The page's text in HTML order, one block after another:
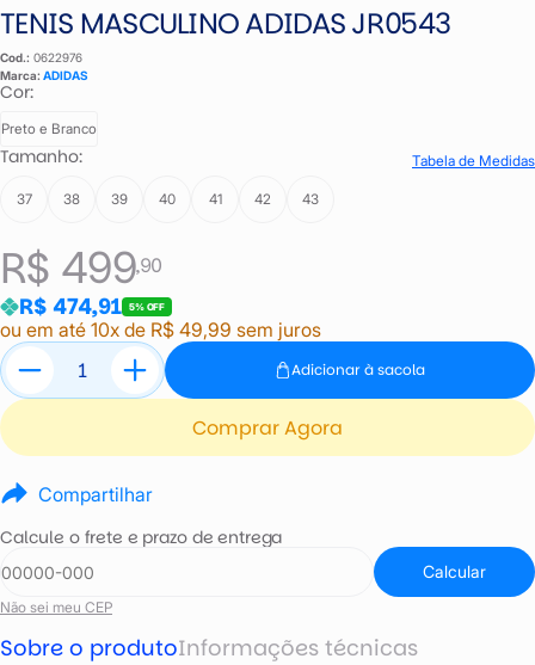
TENIS MASCULINO ADIDAS JR0543
Cod.: 0622976
Marca: ADIDAS
R$ 499,90
R$ 474,91 5% OFF
ou em até 10x de R$ 49,99 sem juros
Cor:
Preto e Branco
Tamanho: Tabela de Medidas
37 38 39 40 41 42 43
Adicionar à sacola
Comprar Agora
Compartilhar
Calcule o frete e prazo de entrega
Calcular
Não sei meu CEP
Sobre o produtoInformações técnicas